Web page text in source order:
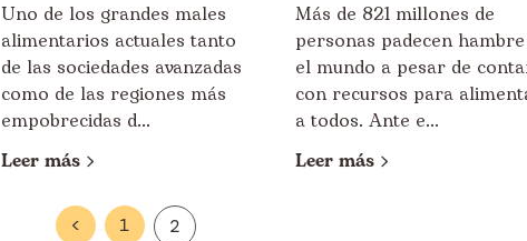
Uno de los grandes males
alimentarios actuales tanto
de las sociedades avanzadas
como de las regiones más
empobrecidas d...
Leer más
Más de 821 millones de
personas padecen
el mundo a pesar de
con recursos para
a todos. Ante e...
Leer más
< 1 2